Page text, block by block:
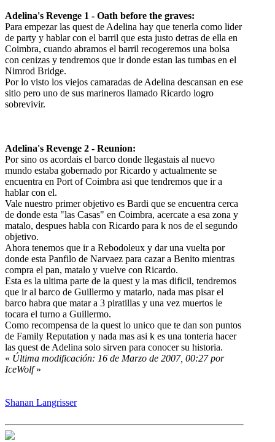
Adelina's Revenge 1 - Oath before the graves:
Para empezar las quest de Adelina hay que tenerla como lider
de party y hablar con el barril que esta justo detras de ella en
Coimbra, cuando abramos el barril recogeremos una bolsa
con cenizas y tendremos que ir donde estan las tumbas en el
Nimrod Bridge.
Por lo visto los viejos camaradas de Adelina descansan en ese
sitio pero uno de sus marineros llamado Ricardo logro
sobrevivir.
Adelina's Revenge 2 - Reunion:
Por sino os acordais el barco donde llegastais al nuevo
mundo estaba gobernado por Ricardo y actualmente se
encuentra en Port of Coimbra asi que tendremos que ir a
hablar con el.
Vale nuestro primer objetivo es Bardi que se encuentra cerca
de donde esta "las Casas" en Coimbra, acercate a esa zona y
matalo, despues habla con Ricardo para k nos de el segundo
objetivo.
Ahora tenemos que ir a Rebodoleux y dar una vuelta por
donde esta Panfilo de Narvaez para cazar a Benito mientras
compra el pan, matalo y vuelve con Ricardo.
Esta es la ultima parte de la quest y la mas dificil, tendremos
que ir al barco de Guillermo y matarlo, nada mas pisar el
barco habra que matar a 3 piratillas y una vez muertos le
tocara el turno a Guillermo.
Como recompensa de la quest lo unico que te dan son puntos
de Family Reputation y nada mas asi k es una tonteria hacer
las quest de Adelina solo sirven para conocer su historia.
« Última modificación: 16 de Marzo de 2007, 00:27 por
IceWolf»
Shanan Langrisser